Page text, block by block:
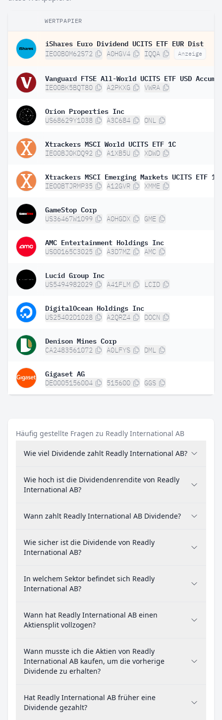
WERTPAPIER
iShares Euro Dividend UCITS ETF EUR Dist
IE00B0M62S72 A0HGV4 IQQA Anzeige
IE00BK5BQT80 A2PKXG VWRA
Orion Properties Inc
US68629Y1038 A3C684 ONL
Xtrackers MSCI World UCITS ETF 1C
IE00BJ0KDQ92 A1XB5U XDWD
Xtrackers MSCI Emerging Markets UCITS ETF 1C
IE00BTJRMP35 A12GVR XMME
GameStop Corp
US36467W1099 A0HGDX GME
AMC Entertainment Holdings Inc
US00165C3025 A3D7MZ AMC
Lucid Group Inc
US5494982029 A41FLM LCID
DigitalOcean Holdings Inc
US25402D1028 A2QRZ4 DOCN
Denison Mines Corp
CA2483561072 A0LFYS DML
Gigaset AG
DE0005156004 515600 GGS
Häufig gestellte Fragen zu Readly International AB
Wie viel Dividende zahlt Readly International AB?
Wie hoch ist die Dividendenrendite von Readly
International AB?
Wann zahlt Readly International AB Dividende?
Wie sicher ist die Dividende von Readly
International AB?
In welchem Sektor befindet sich Readly
International AB?
Wann hat Readly International AB einen
Aktiensplit vollzogen?
Wann musste ich die Aktien von Readly
International AB kaufen, um die vorherige
Dividende zu erhalten?
Hat Readly International AB früher eine
Dividende gezahlt?